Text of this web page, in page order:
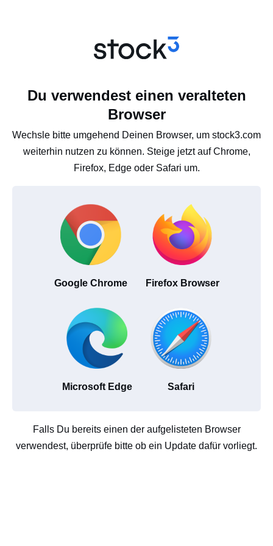
Du verwendest einen veralteten
Browser
Wechsle bitte umgehend Deinen Browser, um stock3.com
weiterhin nutzen zu können. Steige jetzt auf Chrome,
Firefox, Edge oder Safari um.
Google Chrome Firefox Browser
Microsoft Edge Safari
Falls Du bereits einen der aufgelisteten Browser
verwendest, überprüfe bitte ob ein Update dafür vorliegt.